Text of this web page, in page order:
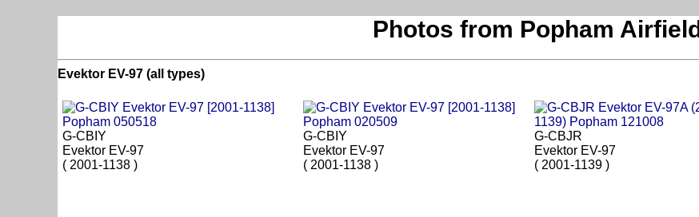
Photos from Popham Airfield
Evektor EV-97 (all types)
G-CBIY
Evektor EV-97
( 2001-1138 )
G-CBIY
Evektor EV-97
( 2001-1138 )
G-CBJR
Evektor EV-97
( 2001-1139 )